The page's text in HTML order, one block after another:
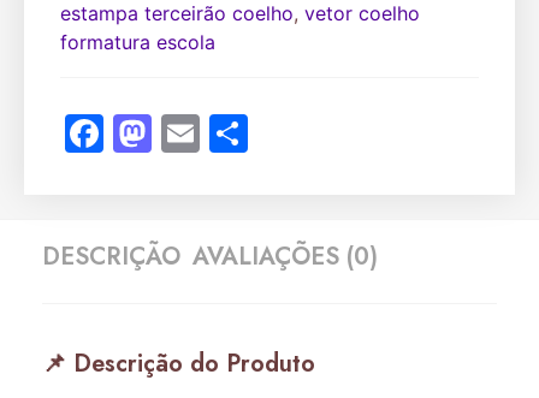
estampa terceirão coelho, vetor coelho
formatura escola
Facebook
Mastodon
Email
DESCRIÇÃO AVALIAÇÕES (0)
📌 Descrição do Produto